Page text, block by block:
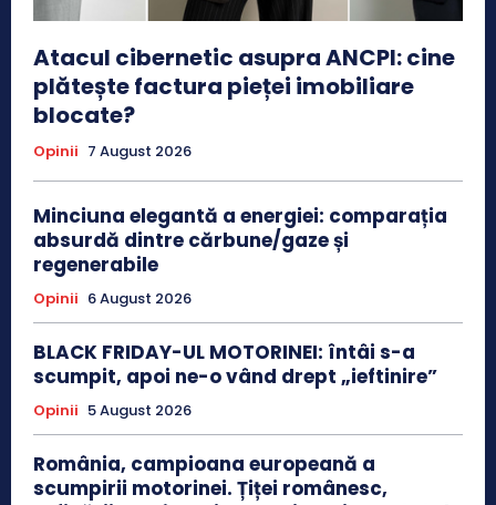
Atacul cibernetic asupra ANCPI: cine
plătește factura pieței imobiliare
blocate?
Opinii 7 August 2026
Minciuna elegantă a energiei: comparația
absurdă dintre cărbune/gaze și
regenerabile
Opinii 6 August 2026
BLACK FRIDAY-UL MOTORINEI: întâi s-a
scumpit, apoi ne-o vând drept „ieftinire”
Opinii 5 August 2026
România, campioana europeană a
scumpirii motorinei. Țiței românesc,